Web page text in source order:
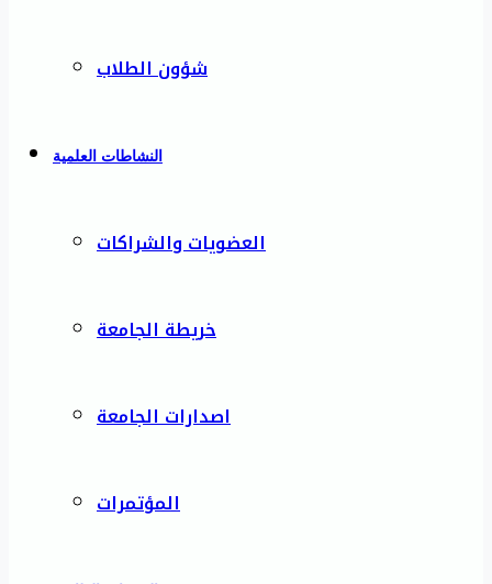
شؤون الطلاب
النشاطات العلمية
العضويات والشراكات
خريطة الجامعة
اصدارات الجامعة
المؤتمرات